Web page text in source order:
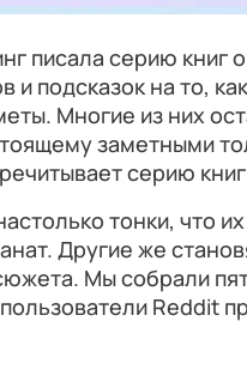
писала серию книг
и подсказок на то,
Многие из них
заметными
серию
тонки, что
Другие же
Мы собрали
пользователи Reddit